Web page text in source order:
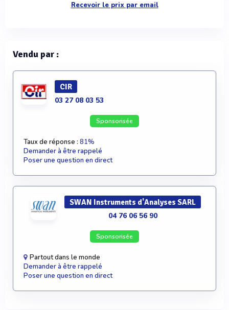
Recevoir le prix par email
Vendu par :
CIR
03 27 08 03 53
Sponsorisée
Taux de réponse : 81%
Demander à être rappelé
Poser une question en direct
SWAN Instruments d'Analyses SARL
04 76 06 56 90
Sponsorisée
Partout dans le monde
Demander à être rappelé
Poser une question en direct